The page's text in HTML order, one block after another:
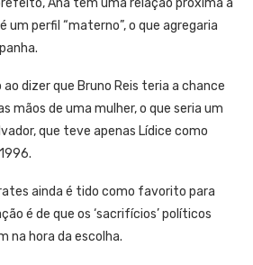
um perfil “materno”, o que agregaria
dizer que Bruno Reis teria a chance
mãos de uma mulher, o que seria um
que teve apenas Lídice como
ainda é tido como favorito para
é de que os ‘sacrifícios’ políticos
na hora da escolha.